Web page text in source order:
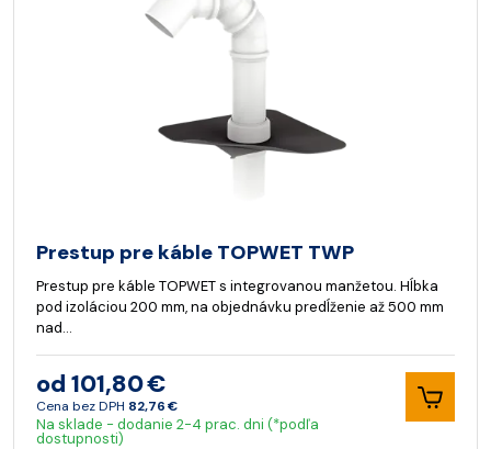
Prestup pre káble TOPWET TWP
Prestup pre káble TOPWET s integrovanou manžetou. Hĺbka
pod izoláciou 200 mm, na objednávku predĺženie až 500 mm
nad…
od 101,80 €
Cena bez DPH 82,76 €
Na sklade - dodanie 2-4 prac. dni (*podľa
dostupnosti)